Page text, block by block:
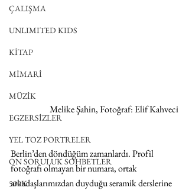
ÇALIŞMA
UNLIMITED KIDS
KİTAP
MİMARİ
MÜZİK
EGZERSİZLER
YEL TOZ PORTRELER
ON SORULUK SOHBETLER
500K
Melike Şahin, Fotoğraf: Elif Kahveci
Berlin’den döndüğüm zamanlardı. Profil
fotoğrafı olmayan bir numara, ortak
arkadaşlarımızdan duyduğu seramik derslerine